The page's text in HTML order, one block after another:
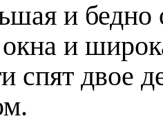
и бедно
и
спят двое